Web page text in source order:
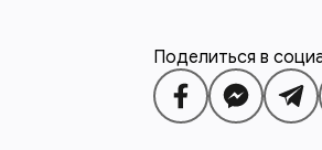
Поделиться в